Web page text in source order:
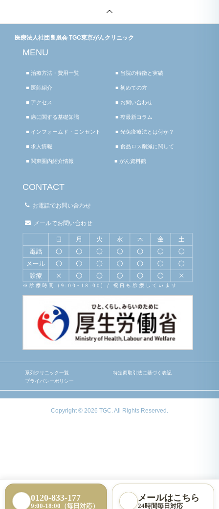
医療法人社団良凰会 TGC東京がんクリニック
MENU
■ 治療方法・費用一覧 ■ 当院の特徴と実績
■ 医師紹介 ■ 初めての方
■ アクセス ■ お問い合わせ
■ 癌に関する基礎知識 ■ 癌最新コラム
■ インフォームド・コンセント ■ 光免疫療法とは何か？
■ 求人情報 ■ 食品ロス削減に関して
■ 関東圏内紹介情報 ■ がん資料館
CONTACT
お電話でお問い合わせ
メールでお問い合わせ
系列クリニック一覧
特定商取引法に基づく表記
プライバシーポリシー
Copyright © 2026 TGC. All Rights Reserved.
0120-833-177
9:00-18:00（毎日対応）
メールはこちら
24時間毎日対応